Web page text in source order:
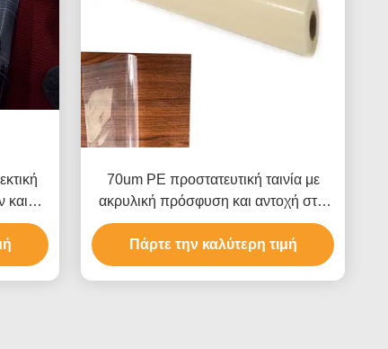
και
70um PE προστατευτική ταινία με
ακρυλική πρόσφυση και αντοχή στις
ακτινοβολίες UV για την προστασία
χαλιών και επιφανειών αυτοκινήτων
Πάρτε την καλύτερη τιμή